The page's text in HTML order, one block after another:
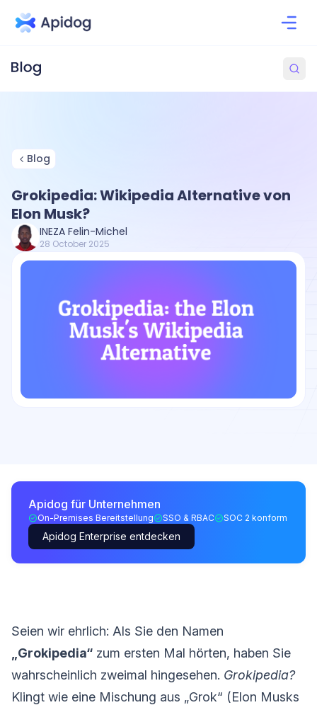
Blog
Grokipedia: Wikipedia Alternative von
Elon Musk?
INEZA Felin-Michel
28 October 2025
Apidog für Unternehmen
On-Premises Bereitstellung SSO & RBAC SOC 2 konform
Apidog Enterprise entdecken
Seien wir ehrlich: Als Sie den Namen
„Grokipedia“ zum ersten Mal hörten, haben Sie
wahrscheinlich zweimal hingesehen. Grokipedia?
Klingt wie eine Mischung aus „Grok“ (Elon Musks